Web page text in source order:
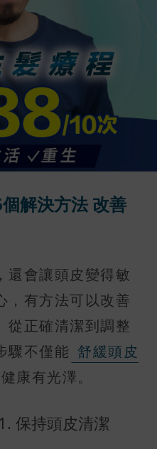
解決方法 改善
還會讓頭皮變得敏
，有方法可以改善
從正確清潔到調整
驟不僅能 舒緩頭皮
康有光澤。
保持頭皮清潔